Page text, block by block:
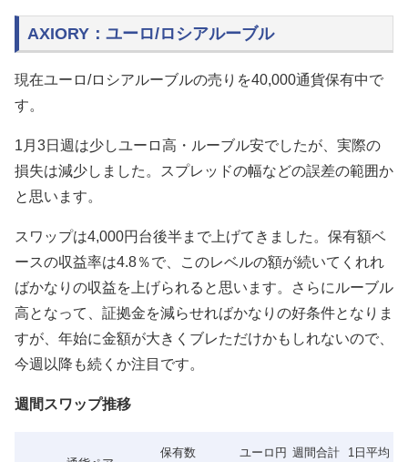
AXIORY：ユーロ/ロシアルーブル
現在ユーロ/ロシアルーブルの売りを40,000通貨保有中で
す。
1月3日週は少しユーロ高・ルーブル安でしたが、実際の
損失は減少しました。スプレッドの幅などの誤差の範囲か
と思います。
スワップは4,000円台後半まで上げてきました。保有額ベ
ースの収益率は4.8％で、このレベルの額が続いてくれれ
ばかなりの収益を上げられると思います。さらにルーブル
高となって、証拠金を減らせればかなりの好条件となりま
すが、年始に金額が大きくブレただけかもしれないので、
今週以降も続くか注目です。
週間スワップ推移
保有数
ユーロ円 週間合計
1日平均